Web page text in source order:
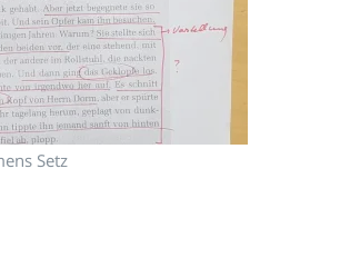
Setz